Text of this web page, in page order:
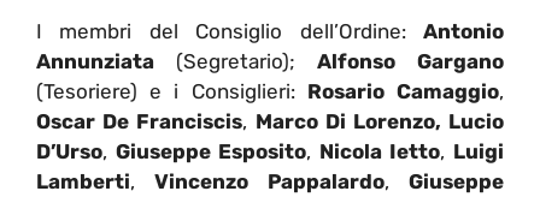
I membri del Consiglio dell’Ordine: Antonio
Annunziata (Segretario); Alfonso Gargano
(Tesoriere) e i Consiglieri:Rosario Camaggio,
Oscar De Franciscis, Marco Di Lorenzo, Lucio
D’Urso, Giuseppe Esposito, Nicola Ietto, Luigi
Lamberti, Vincenzo Pappalardo, Giuseppe